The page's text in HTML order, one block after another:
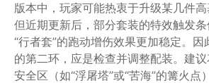
版本中，玩家可能热衷于升级某几件高
但近期更新后，部分套装的特效触发
“行者套”的跑动增伤效果更加稳定。
的第二环，应是检查并调整配装。建
安全区（如“浮屠塔”或“苦海”的篝火点